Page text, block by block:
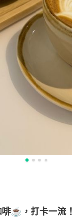
☕，打卡一流！